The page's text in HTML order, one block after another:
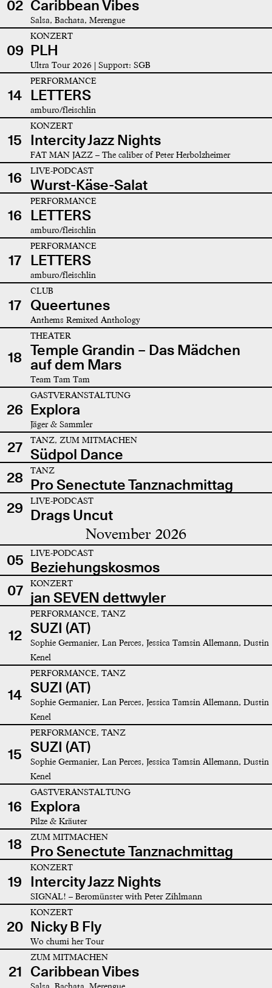
02 Caribbean Vibes
Salsa, Bachata, Merengue
09
KONZERT
PLH
Ultra Tour 2026 | Support: SGB
14
PERFORMANCE
LETTERS
amburo/fleischlin
15
KONZERT
Intercity Jazz Nights
FAT MAN JAZZ – The caliber of Peter Herbolzheimer
16 LIVE-PODCAST
Wurst-Käse-Salat
16
PERFORMANCE
LETTERS
amburo/fleischlin
17
PERFORMANCE
LETTERS
amburo/fleischlin
17
CLUB
Queertunes
Anthems Remixed Anthology
18
THEATER
Temple Grandin – Das Mädchen
auf dem Mars
Team Tam Tam
26
GASTVERANSTALTUNG
Explora
Jäger & Sammler
27 TANZ, ZUM MITMACHEN
Südpol Dance
28
TANZ
Pro Senectute Tanznachmittag
29
LIVE-PODCAST
Drags Uncut
November 2026
05 LIVE-PODCAST
Beziehungskosmos
07
KONZERT
jan SEVEN dettwyler
12
PERFORMANCE, TANZ
SUZI (AT)
Sophie Germanier, Lan Perces, Jessica Tamsin Allemann, Dustin
Kenel
14
PERFORMANCE, TANZ
SUZI (AT)
Sophie Germanier, Lan Perces, Jessica Tamsin Allemann, Dustin
Kenel
15
PERFORMANCE, TANZ
SUZI (AT)
Sophie Germanier, Lan Perces, Jessica Tamsin Allemann, Dustin
Kenel
16
GASTVERANSTALTUNG
Explora
Pilze & Kräuter
18 ZUM MITMACHEN
Pro Senectute Tanznachmittag
19
KONZERT
Intercity Jazz Nights
SIGNAL! – Beromünster with Peter Zihlmann
20
KONZERT
Nicky B Fly
Wo chumi her Tour
21
ZUM MITMACHEN
Caribbean Vibes